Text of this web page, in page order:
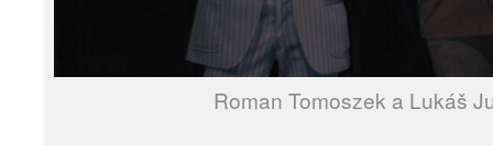
Roman Tomoszek a Lukáš